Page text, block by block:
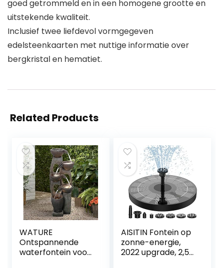
goed getrommeld en in een homogene grootte en
uitstekende kwaliteit.
Inclusief twee liefdevol vormgegeven
edelsteenkaarten met nuttige informatie over
bergkristal en hematiet.
Related Products
WATURE
Ontspannende
waterfontein voor
AISITIN Fontein op
zonne-energie,
2022 upgrade, 2,5